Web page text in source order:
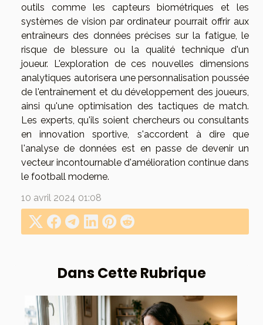
Dans Cette Rubrique
outils comme les capteurs biométriques et les
systèmes de vision par ordinateur pourrait offrir aux
entraîneurs des données précises sur la fatigue, le
risque de blessure ou la qualité technique d'un
joueur. L'exploration de ces nouvelles dimensions
analytiques autorisera une personnalisation poussée
de l'entraînement et du développement des joueurs,
ainsi qu'une optimisation des tactiques de match.
Les experts, qu'ils soient chercheurs ou consultants
en innovation sportive, s'accordent à dire que
l'analyse de données est en passe de devenir un
vecteur incontournable d'amélioration continue dans
le football moderne.
10 avril 2024 01:08